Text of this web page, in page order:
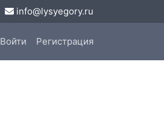
info@lysyegory.ru
Войти Регистрация